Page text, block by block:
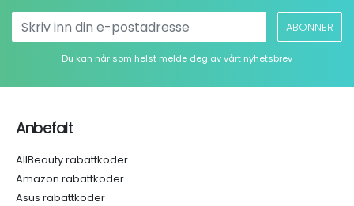
ABONNER
Du kan når som helst melde deg av vårt nyhetsbrev
Anbefalt
AllBeauty rabattkoder
Amazon rabattkoder
Asus rabattkoder